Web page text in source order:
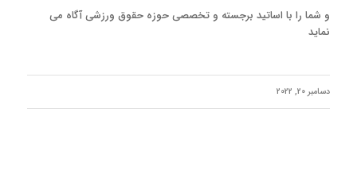
و شما را با اساتید برجسته و تخصصی حوزه حقوق ورزشی آگاه می
نماید
دسامبر 20, 2022